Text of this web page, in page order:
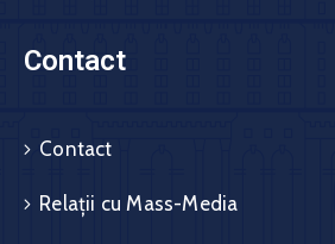
Contact
Contact
Relații cu Mass-Media